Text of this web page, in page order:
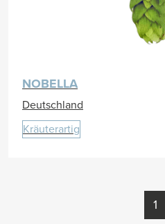
NOBELLA
Deutschland
Kräuterartig
1